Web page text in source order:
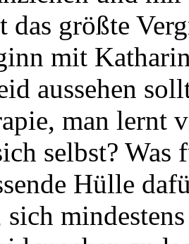
das größte
mit
aussehen
man lernt
selbst?
Hülle
sich